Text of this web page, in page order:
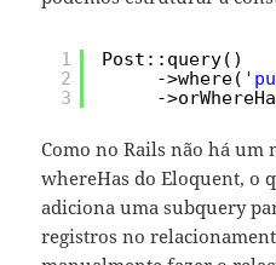
1
2
3
Post::query()
->where(
-
Como no Rails não há um
whereHas do Eloquent, o
adiciona uma subquery
registros no